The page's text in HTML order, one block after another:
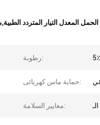
رطوبة:
حماية ماس كهربائى:
معايير السلامة: